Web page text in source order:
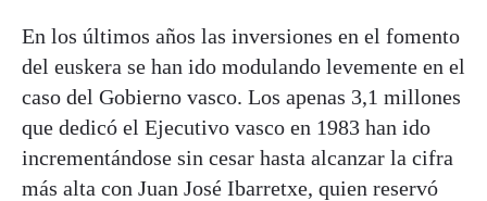
En los últimos años las inversiones en el fomento
del euskera se han ido modulando levemente en el
caso del Gobierno vasco. Los apenas 3,1 millones
que dedicó el Ejecutivo vasco en 1983 han ido
incrementándose sin cesar hasta alcanzar la cifra
más alta con Juan José Ibarretxe, quien reservó